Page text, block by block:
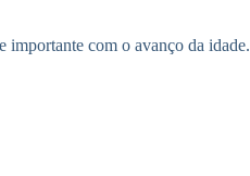
importante com o avanço da idade.